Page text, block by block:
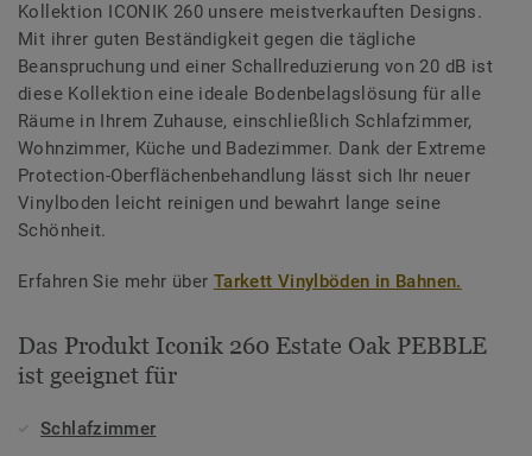
Kollektion ICONIK 260 unsere meistverkauften Designs.
Mit ihrer guten Beständigkeit gegen die tägliche
Beanspruchung und einer Schallreduzierung von 20 dB ist
diese Kollektion eine ideale Bodenbelagslösung für alle
Räume in Ihrem Zuhause, einschließlich Schlafzimmer,
Wohnzimmer, Küche und Badezimmer. Dank der Extreme
Protection-Oberflächenbehandlung lässt sich Ihr neuer
Vinylboden leicht reinigen und bewahrt lange seine
Schönheit.
Erfahren Sie mehr über Tarkett Vinylböden in Bahnen.
Das Produkt Iconik 260 Estate Oak PEBBLE
ist geeignet für
Schlafzimmer